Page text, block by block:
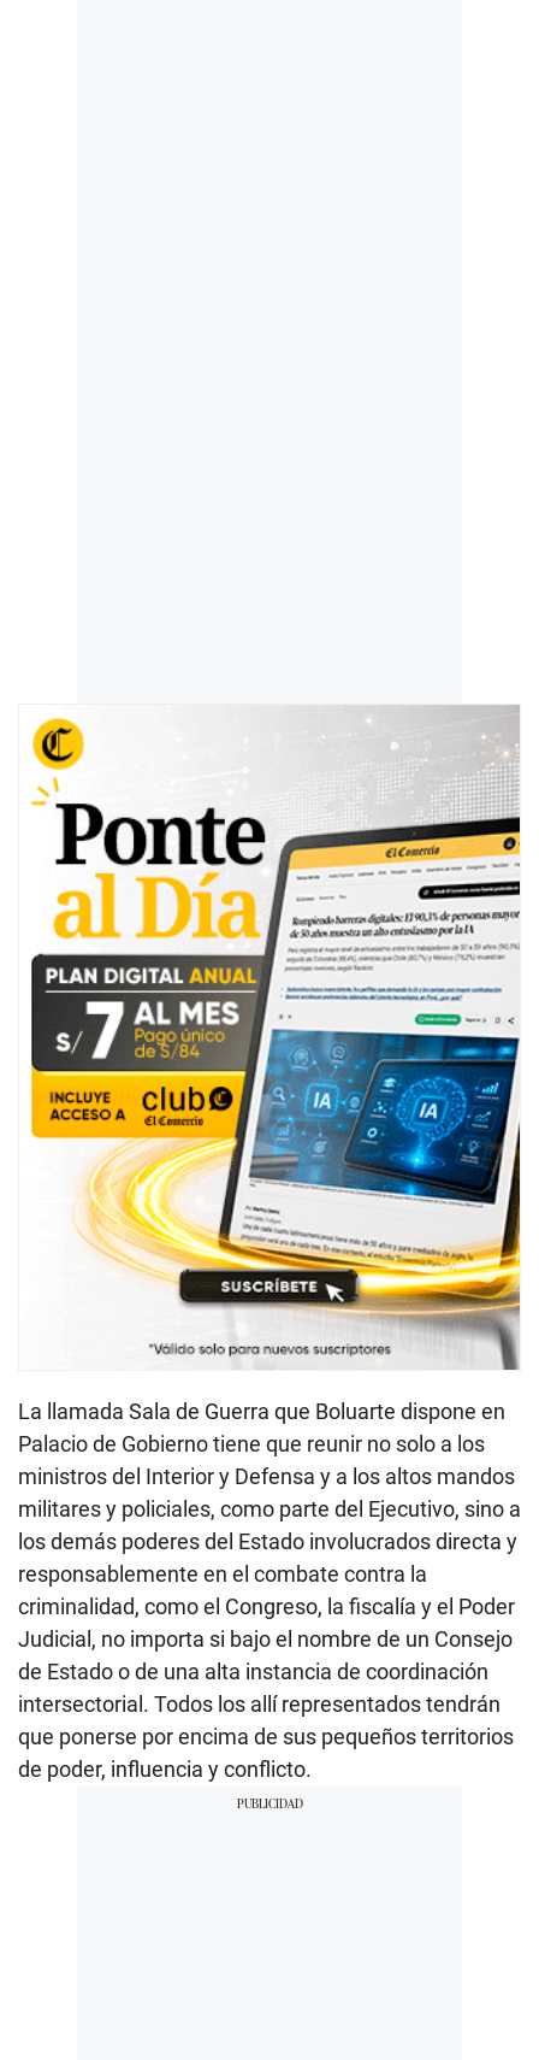
La llamada Sala de Guerra que Boluarte dispone en
Palacio de Gobierno tiene que reunir no solo a los
ministros del Interior y Defensa y a los altos mandos
militares y policiales, como parte del Ejecutivo, sino a
los demás poderes del Estado involucrados directa y
responsablemente en el combate contra la
criminalidad, como el Congreso, la fiscalía y el Poder
Judicial, no importa si bajo el nombre de un Consejo
de Estado o de una alta instancia de coordinación
intersectorial. Todos los allí representados tendrán
que ponerse por encima de sus pequeños territorios
de poder, influencia y conflicto.